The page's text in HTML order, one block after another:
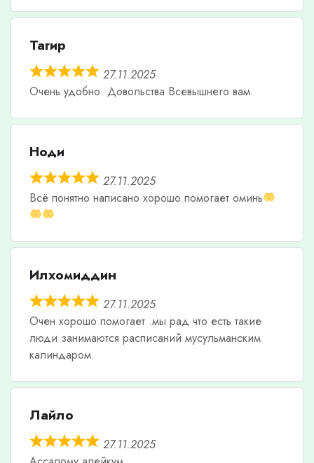
Тагир
27.11.2025
Очень удобно. Довольства Всевышнего вам.
Ноди
27.11.2025
Всë понятно написано хорошо помогает оминь
Илхомиддин
27.11.2025
Очен хорошо помогает .мы рад что есть такие
люди занимаются расписаний мусульманским
калиндаром.
Лайло
27.11.2025